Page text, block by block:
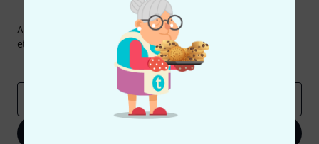
Thomann Newsletter
Abonniere den Thomann Newsletter und gewinne mit
etwas Glück einen von 50 Gutscheinenüber jeweils
Inspirierende Beiträge
Deals